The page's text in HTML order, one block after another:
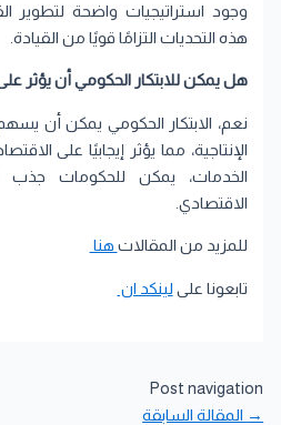
وجود استراتيجيات واضحة لتطوير
هذه التحديات التزامًا قويًا من القيادة.
هل يمكن للابتكار الحكومي أن يؤثر
نعم، الابتكار الحكومي يمكن أن
الإنتاجية، مما يؤثر إيجابيًا على
الخدمات، يمكن للحكومات جذب
الاقتصادي.
للمزيد من المقالات هنا
تابعونا على لينكد ان
Post navigation
→ المقالة السابقة